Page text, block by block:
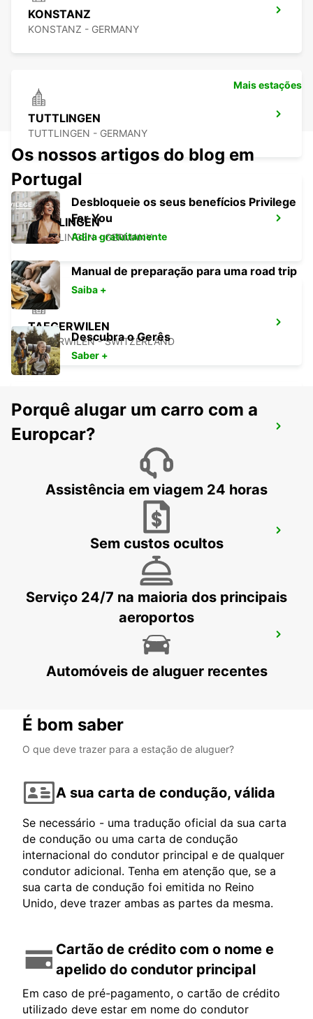
KONSTANZ
KONSTANZ - GERMANY
TUTTLINGEN
TUTTLINGEN - GERMANY
ÜBERLINGEN
UEBERLINGEN - GERMANY
TAEGERWILEN
TAEGERWILEN - SWITZERLAND
WINTERTHUR, TOESS AMAG
WINTERTHUR - SWITZERLAND
PFULLENDORF
PFULLENDORF - GERMANY
BACHENBUELACH - SWITZERLAND
Mais estações
Os nossos artigos do blog em
Portugal
Desbloqueie os seus benefícios Privilege
For You
Adira gratuitamente
Manual de preparação para uma road trip
Saiba +
Descubra o Gerês
Saber +
Porquê alugar um carro com a
Europcar?
Assistência em viagem 24 horas
Sem custos ocultos
Serviço 24/7 na maioria dos principais
aeroportos
Automóveis de aluguer recentes
É bom saber
O que deve trazer para a estação de aluguer?
A sua carta de condução, válida
Se necessário - uma tradução oficial da sua carta
de condução ou uma carta de condução
internacional do condutor principal e de qualquer
condutor adicional. Tenha em atenção que, se a
sua carta de condução foi emitida no Reino
Unido, deve trazer ambas as partes da mesma.
Cartão de crédito com o nome e
apelido do condutor principal
Em caso de pré-pagamento, o cartão de crédito
utilizado deve estar em nome do condutor